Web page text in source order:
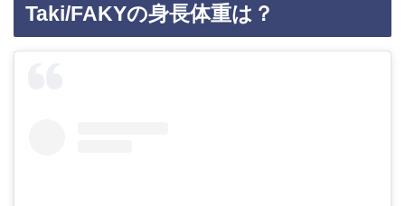
Taki/FAKYの身長体重は？